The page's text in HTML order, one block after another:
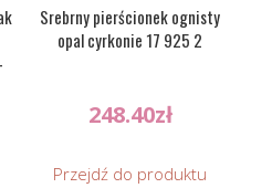
Srebrny pierścionek ognisty
opal cyrkonie 17 925 2
248.40zł
Przejdź do produktu